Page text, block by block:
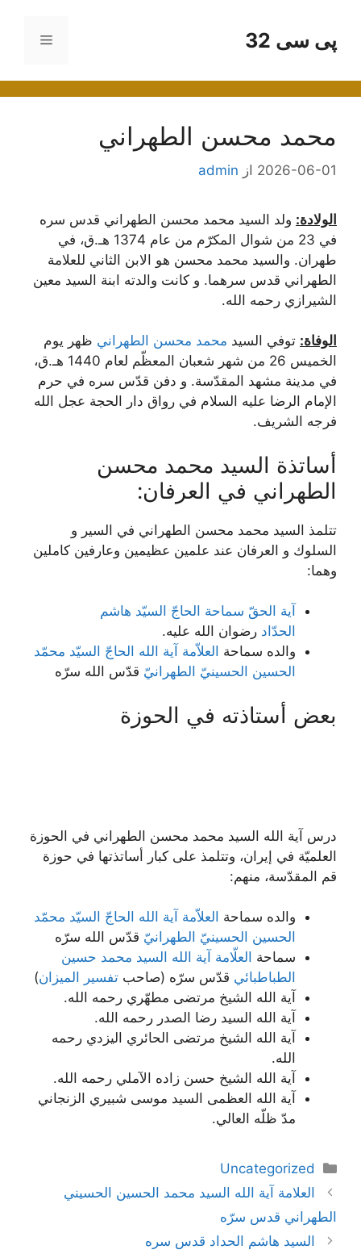
محتواپی سی 32 فهرست
محمد محسن الطهراني
2026-06-01 از admin
الولادة: ولد السيد محمد محسن الطهراني قدس سره
في 23 من شوال ‌المكرّم من عام 1374 هـ.ق، في
طهران. والسيد محمد محسن هو الابن الثاني للعلامة
الطهراني قدس سرهما. و كانت والدته ابنة السيد معين
الشيرازي رحمه الله.
الوفاة: توفي السيد محمد محسن الطهراني ظهر يوم
الخميس 26 من شهر شعبان ‌المعظّم لعام 1440 هـ.ق،
في مدينة مشهد المقدّسة. و دفن قدّس سره في حرم
الإمام الرضا عليه السلام في رواق دار الحجة عجل الله
فرجه الشريف.
أساتذة السيد محمد محسن
الطهراني في العرفان:
تتلمذ السيد محمد محسن الطهراني في السير و
السلوك و العرفان عند علمين عظيمين وعارفين كاملين
وهما:
آیة الحقّ سماحة الحاجّ السیّد هاشم
الحدّاد رضوان الله علیه.
والده سماحة العلاّمة آیة ‌الله الحاجّ السیّد محمّد
الحسین الحسینيّ الطهرانيّ قدّس الله سرّه
بعض أستاذته في الحوزة
درس آية الله السيد محمد محسن الطهراني في الحوزة
العلميّة في إيران، وتتلمذ على كبار أساتذتها في حوزة
قم المقدّسة، منهم:
والده سماحة العلاّمة آیة ‌الله الحاجّ السیّد محمّد
الحسین الحسینيّ الطهرانيّ قدّس الله سرّه
سماحة العلّامة آية الله السيد محمد حسين
الطباطبائي قدّس سرّه (صاحب تفسير الميزان)
آية الله الشيخ مرتضى مطهّري رحمه الله.
آية الله السيد رضا الصدر رحمه الله.
آية الله الشيخ مرتضى الحائري اليزدي رحمه
الله.
آية الله الشيخ حسن زاده الآملي رحمه الله.
آية الله العظمى السيد موسى شبيري الزنجاني
مدّ ظلّه العالي.
دسته‌ها
Uncategorized
ناوبری
نوشته‌ها
العلامة آیة الله السيد محمد الحسين الحسيني
الطهراني قدس سرّه
السيد هاشم الحداد قدس سره